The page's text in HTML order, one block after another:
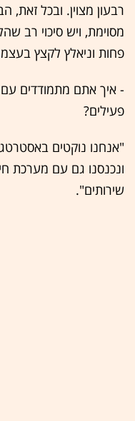
רבעון מצוין. ובכל זאת,
מסוימת, ויש סיכוי רב
פחות וניאלץ לקצץ
- איך אתם מתמודדים
פעילים?
"אנחנו נוקטים
ונכנסנו גם עם מערכת
שירותים".